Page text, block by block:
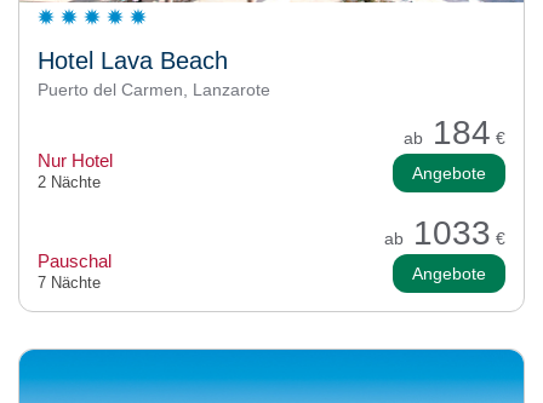
Hotel Lava Beach
Puerto del Carmen, Lanzarote
ab 184 €
Nur Hotel
2 Nächte Angebote
ab 1033 €
Pauschal
7 Nächte Angebote